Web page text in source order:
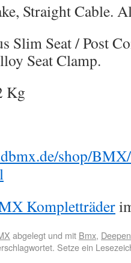
Straight Cable.
Slim Seat / Post
Seat Clamp.
Kg
shop/
Kompletträder
abgelegt und mit Bmx,
Setze ein